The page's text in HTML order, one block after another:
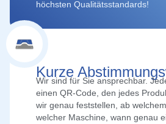
höchsten Qualitätsstandards!
Kurze
Wir sind für Sie ansprechbar.
einen QR-Code, den jedes
wir genau feststellen, ab
welcher Maschine, wann genau